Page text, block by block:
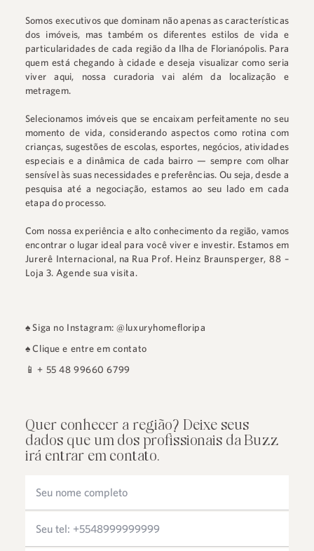
Somos executivos que dominam não apenas as características
dos imóveis, mas também os diferentes estilos de vida e
particularidades de cada região da Ilha de Florianópolis. Para
quem está chegando à cidade e deseja visualizar como seria
viver aqui, nossa curadoria vai além da localização e
metragem.
Selecionamos imóveis que se encaixam perfeitamente no seu
momento de vida, considerando aspectos como rotina com
crianças, sugestões de escolas, esportes, negócios, atividades
especiais e a dinâmica de cada bairro — sempre com olhar
sensível às suas necessidades e preferências. Ou seja, desde a
pesquisa até a negociação, estamos ao seu lado em cada
etapa do processo.
Com nossa experiência e alto conhecimento da região, vamos
encontrar o lugar ideal para você viver e investir. Estamos em
Jurerê Internacional, na Rua Prof. Heinz Braunsperger, 88 –
Loja 3. Agende sua visita.
♠ Siga no Instagram: @luxuryhomefloripa
♠Clique e entre em contato
📱+ 55 48 99660 6799
Quer conhecer a região? Deixe seus
dados que um dos profissionais da Buzz
irá entrar em contato.